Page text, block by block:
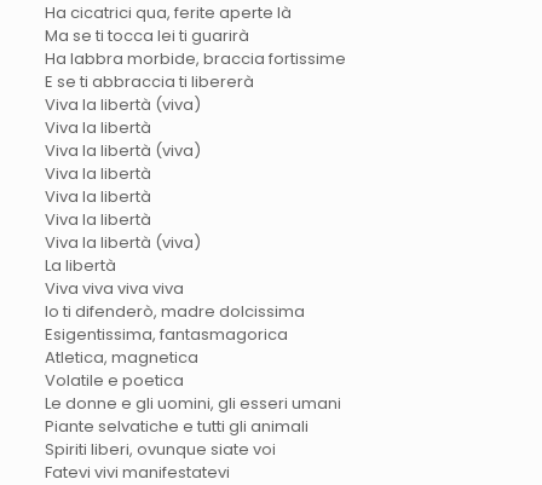
Ha cicatrici qua, ferite aperte là
Ma se ti tocca lei ti guarirà
Ha labbra morbide, braccia fortissime
E se ti abbraccia ti libererà
Viva la libertà (viva)
Viva la libertà
Viva la libertà (viva)
Viva la libertà
Viva la libertà
Viva la libertà
Viva la libertà (viva)
La libertà
Viva viva viva viva
Io ti difenderò, madre dolcissima
Esigentissima, fantasmagorica
Atletica, magnetica
Volatile e poetica
Le donne e gli uomini, gli esseri umani
Piante selvatiche e tutti gli animali
Spiriti liberi, ovunque siate voi
Fatevi vivi manifestatevi